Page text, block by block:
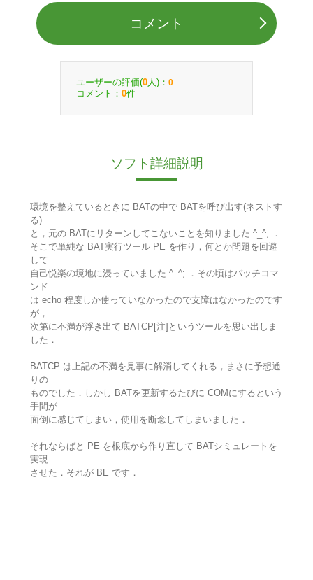
コメント
ユーザーの評価(0 人)： 0
コメント： 0件
ソフト詳細説明
環境を整えているときに BATの中で BATを呼び出す(ネストす
る)
と，元の BATにリターンしてこないことを知りました ^_^; ．
そこで単純な BAT実行ツール PE を作り，何とか問題を回避
して
自己悦楽の境地に浸っていました ^_^; ．その頃はバッチコマ
ンド
は echo 程度しか使っていなかったので支障はなかったのです
が，
次第に不満が浮き出て BATCP[注]というツールを思い出しま
した．
BATCP は上記の不満を見事に解消してくれる，まさに予想通
りの
ものでした．しかし BATを更新するたびに COMにするという
手間が
面倒に感じてしまい，使用を断念してしまいました．
それならばと PE を根底から作り直して BATシミュレートを
実現
させた．それが BE です．